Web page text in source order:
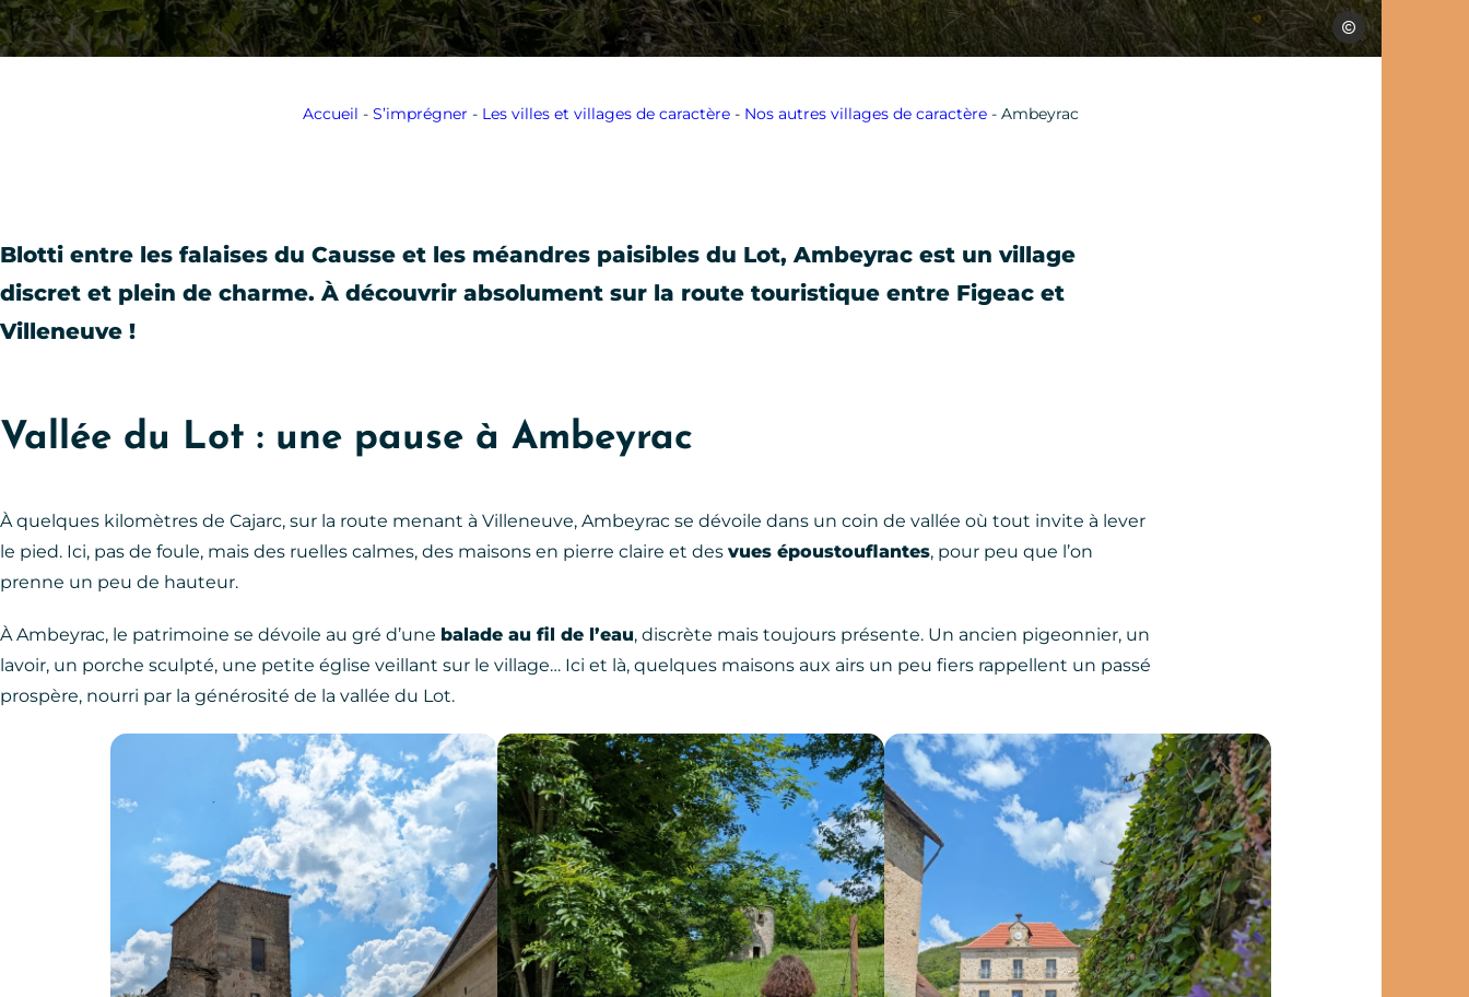
SPL Ouest Aveyron
Accueil - S’imprégner - Les villes et villages de caractère - Nos autres villages de caractère - Ambeyrac
Blotti entre les falaises du Causse et les méandres paisibles du Lot, Ambeyrac est un village
discret et plein de charme. À découvrir absolument sur la route touristique entre Figeac et
Villeneuve !
Vallée du Lot : une pause à Ambeyrac
À quelques kilomètres de Cajarc, sur la route menant à Villeneuve, Ambeyrac se dévoile dans un coin de vallée où tout invite à lever
le pied. Ici, pas de foule, mais des ruelles calmes, des maisons en pierre claire et des vues époustouflantes, pour peu que l’on
prenne un peu de hauteur.
À Ambeyrac, le patrimoine se dévoile au gré d’une balade au fil de l’eau, discrète mais toujours présente. Un ancien pigeonnier, un
lavoir, un porche sculpté, une petite église veillant sur le village… Ici et là, quelques maisons aux airs un peu fiers rappellent un passé
prospère, nourri par la générosité de la vallée du Lot.